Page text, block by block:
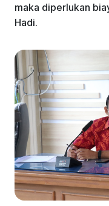
maka diperlukan
Hadi.